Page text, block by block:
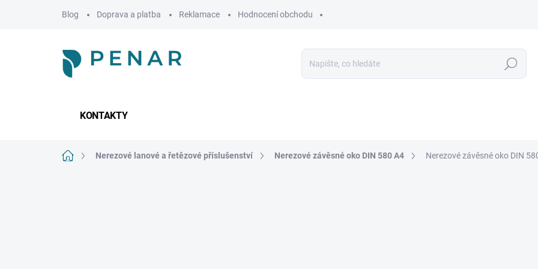
Blog Doprava a platba Reklamace Hodnocení obchodu
Hledat
KONTAKTY
Domů Nerezové lanové a řetězové příslušenství Nerezové závěsné oko DIN 580 A4 Nerezové závěsné oko DIN